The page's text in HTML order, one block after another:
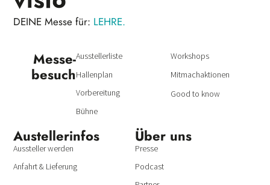
DEINE Messe für: LEHRE.
Messe­
besuch
Ausstellerliste
Hallenplan
Vorbereitung
Bühne
Workshops
Mitmachaktionen
Good to know
Austeller­infos
Aussteller werden
Anfahrt & Lieferung
Über uns
Presse
Podcast